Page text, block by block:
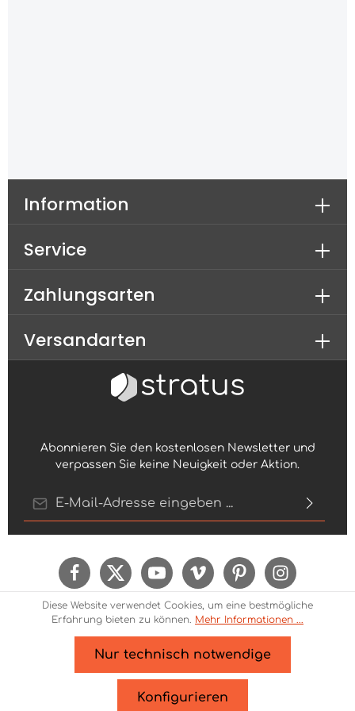
Abonnieren Sie den kostenlosen Newsletter und
verpassen Sie keine Neuigkeit oder Aktion.
Ich habe dieDatenschutzbestimmungenzur
bin mit ihnen einverstanden.
Um weiterzugehen, geben Sie die oben
abgebildeten Zeichen ein*
Information
Service
Zahlungsarten
Versandarten
und ggf. Nachnahmegebühren, wenn
nicht anders angegeben.
Diese Website verwendet Cookies, um eine bestmögliche
Erfahrung bieten zu können. Mehr Informationen ...
Nur technisch notwendige
Konfigurieren